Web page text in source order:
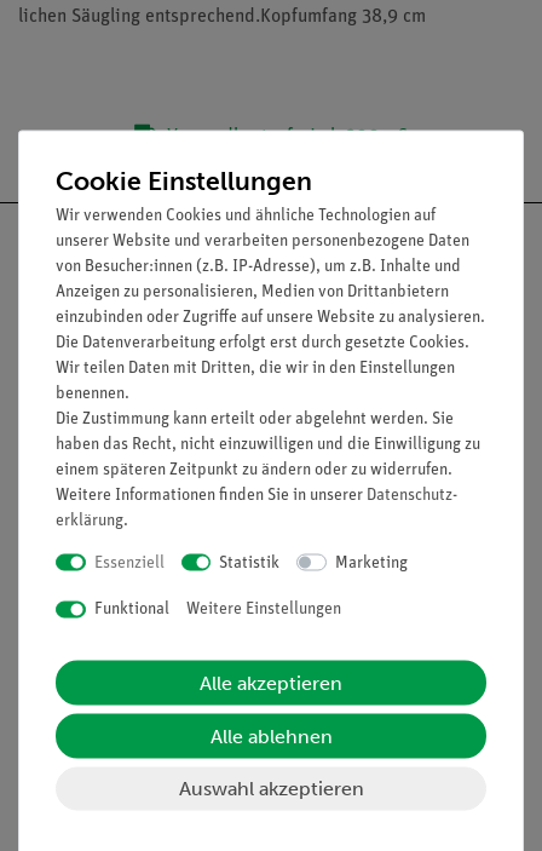
lichen Säugling entsprechend.Kopfumfang 38,9 cm
Versandkostenfrei ab 300,- €
Nach oben
Informationen
Unternehmen
Stellenangebote
Kontakt
Hinweisgeberschutz
Service
Übersicht Service
Einräumservice
Cookie Einstellungen
Wir verwenden Cookies und ähnliche Technologien auf
unserer Website und verarbeiten personenbezogene Daten
von Besucher:innen (z.B. IP-Adresse), um z.B. Inhalte und
Anzeigen zu personalisieren, Medien von Drittanbietern
einzubinden oder Zugriffe auf unsere Website zu analysieren.
Die Datenverarbeitung erfolgt erst durch gesetzte Cookies.
Wir teilen Daten mit Dritten, die wir in den Einstellungen
benennen.
Die Zustimmung kann erteilt oder abgelehnt werden. Sie
haben das Recht, nicht einzuwilligen und die Einwilligung zu
einem späteren Zeitpunkt zu ändern oder zu widerrufen.
Weitere Informationen finden Sie in unserer Daten­schutz­
erklärung.
Essenziell Statistik Marketing
Funktional Weitere Einstellungen
Alle akzeptieren
Alle ablehnen
Auswahl akzeptieren